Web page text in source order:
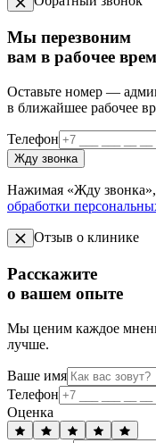
Мы перезвоним
вам в рабочее
Оставьте номер —
в ближайшее рабочее
Телефон
Жду звонка
Нажимая «Жду звонка»,
обработки
Отзыв о клинике
Расскажите
о вашем опыте
Мы ценим каждое
лучше.
Ваше имя
Телефон
Оценка